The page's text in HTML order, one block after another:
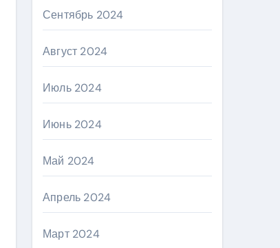
Сентябрь 2024
Август 2024
Июль 2024
Июнь 2024
Май 2024
Апрель 2024
Март 2024